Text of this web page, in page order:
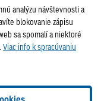
Doručovanie
analýzu návštevnosti a
blokovanie zápisu
sa spomalí a niektoré
Viac info k spracúvaniu